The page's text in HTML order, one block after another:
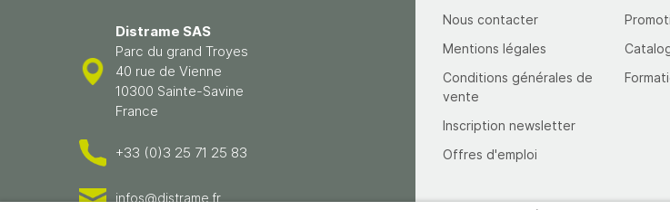
Distrame SAS
Parc du grand Troyes
40 rue de Vienne
10300 Sainte-Savine
France
+33 (0)3 25 71 25 83
infos@distrame.fr
Nous contacter
Mentions légales
Conditions générales de
vente
Inscription newsletter
Offres d'emploi